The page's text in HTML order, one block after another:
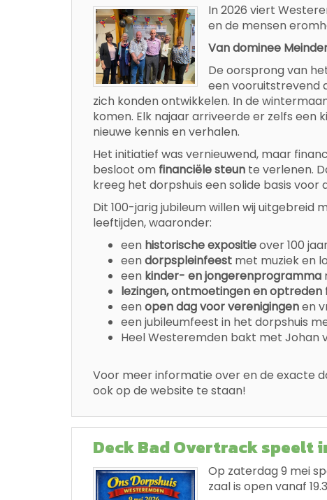
In 2026 viert
en de mensen
Van dominee
De oorsprong van
een vooruitstrevend
zich konden ontwikkelen. In de
komen. Elk najaar arriveerde er zelfs
nieuwe kennis en verhalen.
Het initiatief was vernieuwend, maar
besloot om financiële steun te verlenen.
kreeg het dorpshuis een solide basis
Dit 100-jarig jubileum willen wij uitgebreid
leeftijden, waaronder:
een historische expositieover 100
eendorpspleinfeest met muziek en
een kinder- en jongerenprogramma
lezingen, ontmoetingen en
eenopen dag voor verenigingenen
een jubileumfeest in het dorpshuis
Heel Westeremden bakt met Johan
Voor meer informatie over en de exacte
ook op de website te staan!
Deck Bad Overtrack speelt
Op zaterdag 9 mei
zaal is open vanaf